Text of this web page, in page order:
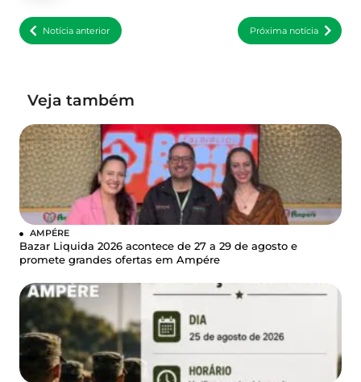
Notícia anterior Próxima notícia
Veja também
AMPÉRE
Bazar Liquida 2026 acontece de 27 a 29 de agosto e
promete grandes ofertas em Ampére